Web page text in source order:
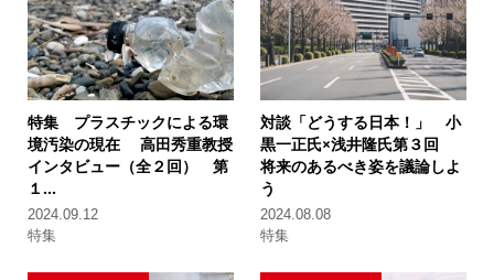
特集 プラスチックによる環
境汚染の現在
高田秀重教授
インタビュー（全２回）
第
１...
2024.09.12
特集
対談「どうする日本！」 小
黒一正氏×浅井隆氏第３回
将来のあるべき姿を議論しよ
う
2024.08.08
特集